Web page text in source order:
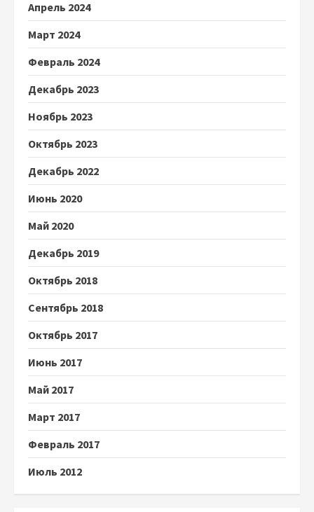
Апрель 2024
Март 2024
Февраль 2024
Декабрь 2023
Ноябрь 2023
Октябрь 2023
Декабрь 2022
Июнь 2020
Май 2020
Декабрь 2019
Октябрь 2018
Сентябрь 2018
Октябрь 2017
Июнь 2017
Май 2017
Март 2017
Февраль 2017
Июль 2012